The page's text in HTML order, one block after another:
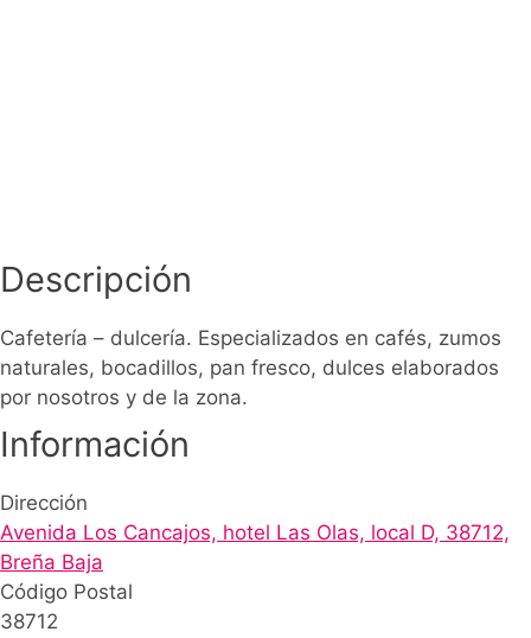
Descripción
Cafetería – dulcería. Especializados en cafés, zumos
naturales, bocadillos, pan fresco, dulces elaborados
por nosotros y de la zona.
Información
Dirección
Avenida Los Cancajos, hotel Las Olas, local D, 38712,
Breña Baja
Código Postal
38712